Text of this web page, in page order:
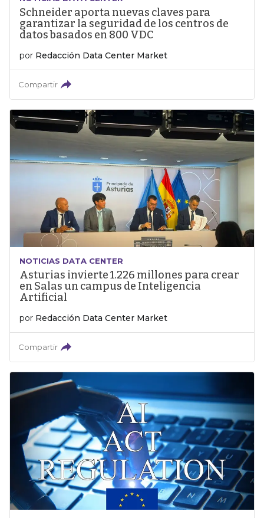
Schneider aporta nuevas claves para
garantizar la seguridad de los centros de
datos basados en 800 VDC
por Redacción Data Center Market
Compartir
NOTICIAS DATA CENTER
Asturias invierte 1.226 millones para crear
en Salas un campus de Inteligencia
Artificial
por Redacción Data Center Market
Compartir